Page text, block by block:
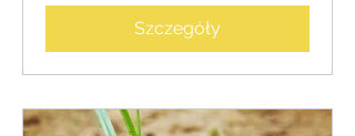
Szczegóły